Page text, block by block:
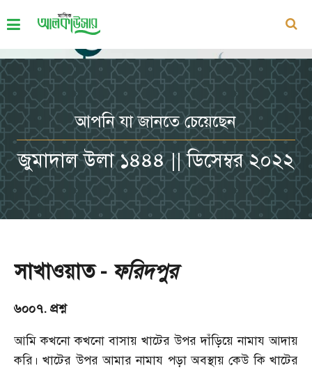
আপনি যা জানতে চেয়েছেন
জুমাদাল উলা ১৪৪৪ || ডিসেম্বর ২০২২
সাখাওয়াত - ফরিদপুর
৬০০৭. প্রশ্ন
আমি কখনো কখনো বাসায় খাটের উপর দাঁড়িয়ে নামায আদায়
করি। খাটের উপর আমার নামায পড়া অবস্থায় কেউ কি খাটের